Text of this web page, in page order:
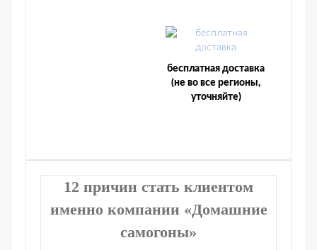
бесплатная доставка
(не во все регионы,
уточняйте)
12 причин стать клиентом
именно компании «Домашние
самогоны»